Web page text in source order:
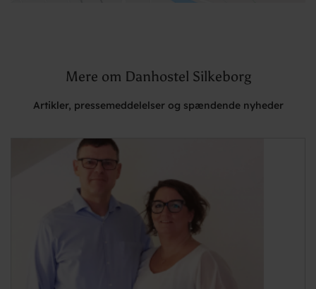
Mere om Danhostel Silkeborg
Artikler, pressemeddelelser og spændende nyheder